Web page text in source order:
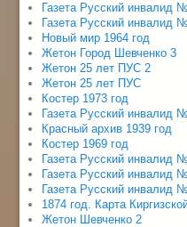
Газета Русский инвалид
Газета Русский инвалид
Новый мир 1964 год
Жетон Город Шевченко 3
Жетон 25 лет ПУС 2
Жетон 25 лет ПУС
Костер 1973 год
Газета Русский инвалид
Красный архив 1939 год
Костер 1969 год
Газета Русский инвалид
Газета Русский инвалид
Газета Русский
1874 год. Карта
Жетон Шевченко 2